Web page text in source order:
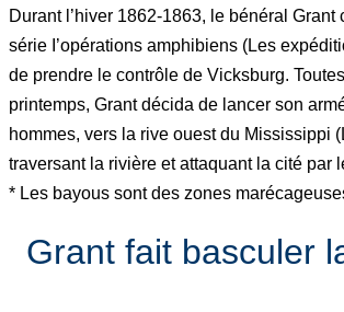
Durant l’hiver 1862-1863, le bénéral Grant
série I’opérations amphibiens (Les
de prendre le contrôle de Vicksburg.
printemps, Grant décida de lancer son
hommes, vers la rive ouest du Mississippi
traversant la rivière et attaquant la cité par
* Les bayous sont des zones
Grant fait basculer